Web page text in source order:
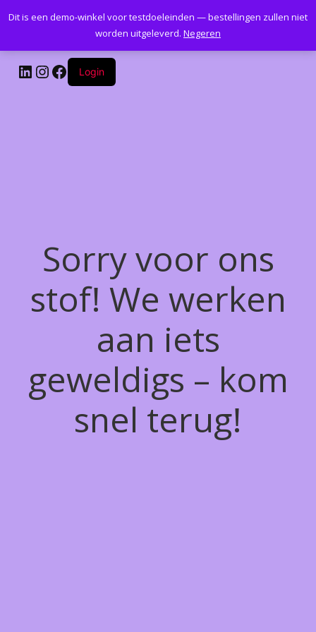
Kantoormeubelenplus.com
LinkedIn
Instagram
Facebook
Login
Sorry voor ons
stof! We werken
aan iets
geweldigs – kom
snel terug!
Dit is een demo-winkel voor testdoeleinden — bestellingen zullen niet
worden uitgeleverd. Negeren